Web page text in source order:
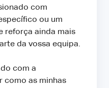
com
ou um
reforça ainda mais
da vossa equipa.
com a
como as minhas